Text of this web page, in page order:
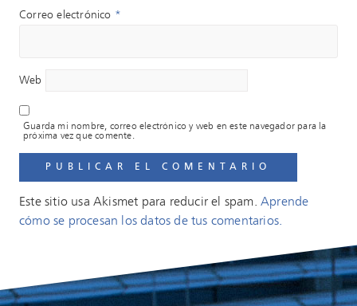
Correo electrónico *
Web
Guarda mi nombre, correo electrónico y web en este navegador para la
próxima vez que comente.
Este sitio usa Akismet para reducir el spam. Aprende
cómo se procesan los datos de tus comentarios.